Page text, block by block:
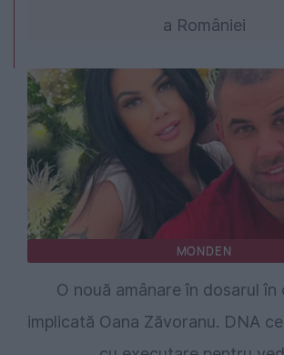
a României
MONDEN
O nouă amânare în dosarul în
implicată Oana Zăvoranu. DNA